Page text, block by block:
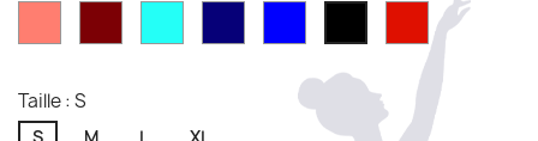
blue
Red
Taille : S